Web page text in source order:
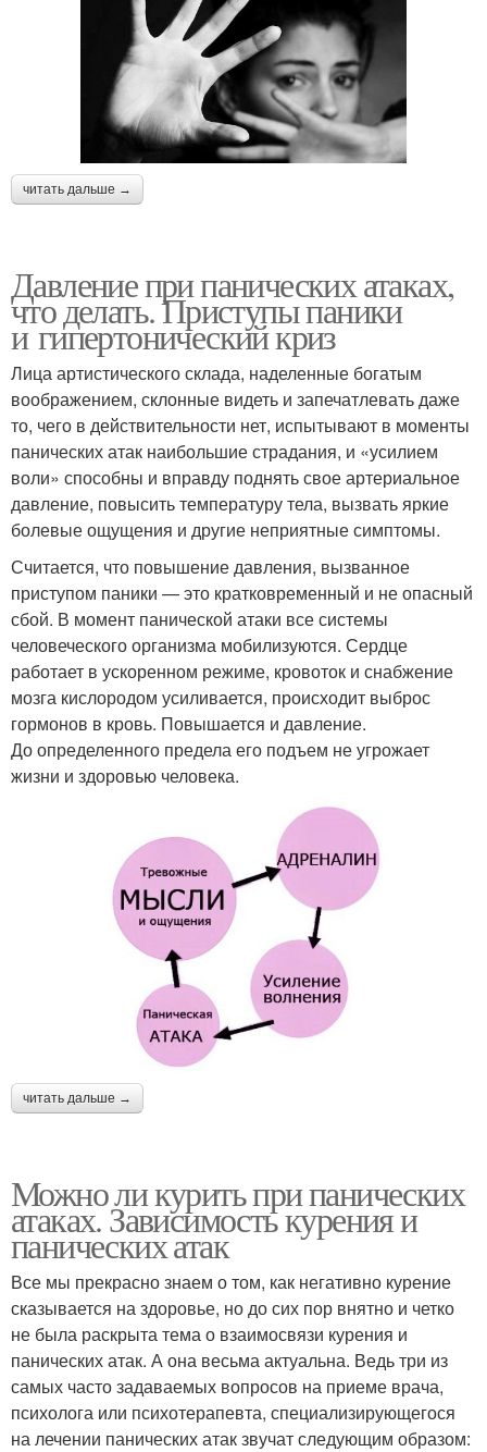
читать дальше →
Давление при панических атаках,
что делать. Приступы паники
и гипертонический криз
Лица артистического склада, наделенные богатым
воображением, склонные видеть и запечатлевать даже
то, чего в действительности нет, испытывают в моменты
панических атак наибольшие страдания, и «усилием
воли» способны и вправду поднять свое артериальное
давление, повысить температуру тела, вызвать яркие
болевые ощущения и другие неприятные симптомы.
Считается, что повышение давления, вызванное
приступом паники — это кратковременный и не опасный
сбой. В момент панической атаки все системы
человеческого организма мобилизуются. Сердце
работает в ускоренном режиме, кровоток и снабжение
мозга кислородом усиливается, происходит выброс
гормонов в кровь. Повышается и давление.
До определенного предела его подъем не угрожает
жизни и здоровью человека.
читать дальше →
Можно ли курить при панических
атаках. Зависимость курения и
панических атак
Все мы прекрасно знаем о том, как негативно курение
сказывается на здоровье, но до сих пор внятно и четко
не была раскрыта тема о взаимосвязи курения и
панических атак. А она весьма актуальна. Ведь три из
самых часто задаваемых вопросов на приеме врача,
психолога или психотерапевта, специализирующегося
на лечении панических атак звучат следующим образом: